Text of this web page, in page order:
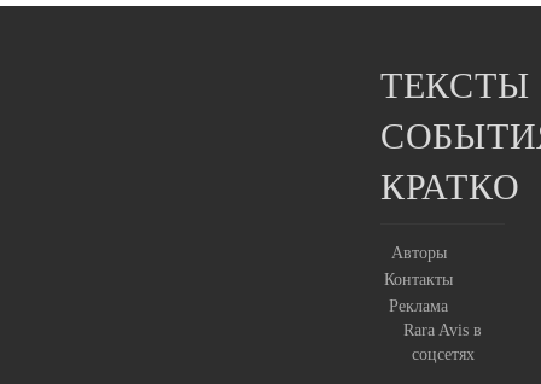
ТЕКСТЫ
КРАТКО
Авторы
Контакты
Реклама
Rara Avis в
соцсетях